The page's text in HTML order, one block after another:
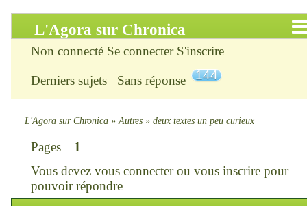
L'Agora sur Chronica
Accueil
Infos
Chercher
S’inscrire
Connexion
Non connecté Se connecter S'inscrire
Derniers sujets Sans réponse 144
L'Agora sur Chronica »Autres »deux textes un peu curieux
Pages
1
Vous devez vous connecterou vous inscrirepour
pouvoir répondre